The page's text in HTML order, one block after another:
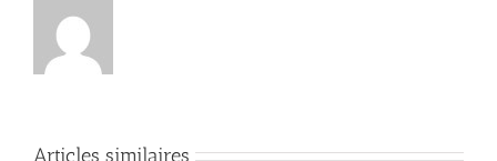
Articles similaires